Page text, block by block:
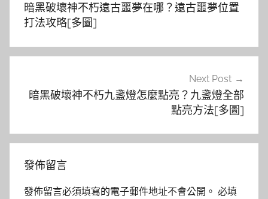
導
覽
暗黑破壞神不朽遠古噩夢在哪？遠古噩夢位置
打法攻略[多圖]
Next Post
暗黑破壞神不朽九盞燈怎麼點亮？九盞燈全部
點亮方法[多圖]
發佈留言
發佈留言必須填寫的電子郵件地址不會公開。 必填